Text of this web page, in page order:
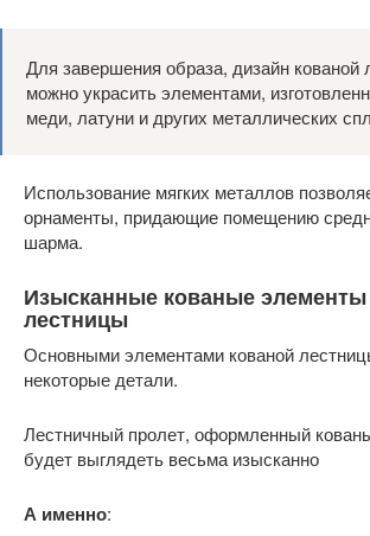
Для завершения образа, дизайн кованой
можно украсить элементами,
меди, латуни и других металлических
Использование мягких металлов
орнаменты, придающие помещению
шарма.
Изысканные кованые
лестницы
Основными элементами кованой
некоторые детали.
Лестничный пролет, оформленный
будет выглядеть весьма изысканно
А именно: